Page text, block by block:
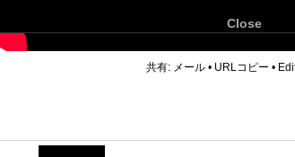
Close
共有: メール • URLコピー •